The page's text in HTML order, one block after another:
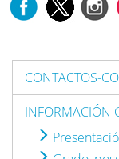
CONTACTOS-
INFORMACIÓN